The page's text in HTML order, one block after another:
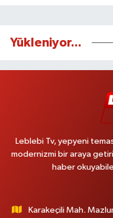
Yükleniyor...
Leblebi Tv, yepyeni
modernizmi bir araya
haber
Karakeçili Mah.